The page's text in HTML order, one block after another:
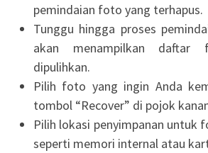
pemindaian foto yang terhapus.
Tunggu hingga proses
akan menampilkan
dipulihkan.
Pilih foto yang ingin Anda
tombol “Recover” di pojok
Pilih lokasi penyimpanan untuk
seperti memori internal atau